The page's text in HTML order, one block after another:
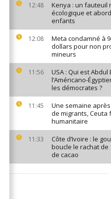
12:48
Kenya : un fauteuil
écologique et
enfants
12:08
Meta condamné à
dollars pour non
mineurs
11:56
USA : Qui est Abdul
l’Américano-
les démocrates ?
11:45
Une semaine
de migrants, Ceuta
humanitaire
11:33
Côte d’Ivoire : le
boucle le rachat de
de cacao